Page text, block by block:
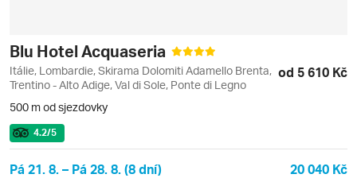
Blu Hotel Acquaseria
Itálie, Lombardie, Skirama Dolomiti Adamello Brenta,
Trentino - Alto Adige, Val di Sole, Ponte di Legno
od 5 610 Kč
500 m od sjezdovky
4.2/5
Pá 21. 8. – Pá 28. 8. (8 dní) 20 040 Kč